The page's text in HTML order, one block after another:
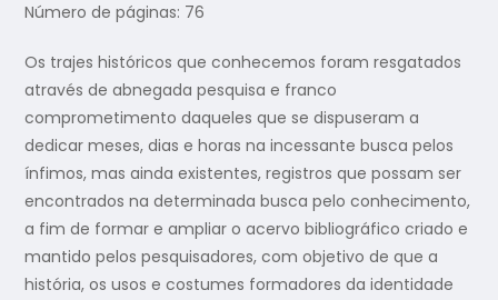
Número de páginas: 76
Os trajes históricos que conhecemos foram resgatados
através de abnegada pesquisa e franco
comprometimento daqueles que se dispuseram a
dedicar meses, dias e horas na incessante busca pelos
ínfimos, mas ainda existentes, registros que possam ser
encontrados na determinada busca pelo conhecimento,
a fim de formar e ampliar o acervo bibliográfico criado e
mantido pelos pesquisadores, com objetivo de que a
história, os usos e costumes formadores da identidade